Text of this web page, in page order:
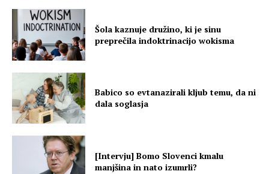
Šola kaznuje družino, ki je sinu
preprečila indoktrinacijo wokisma
Babico so evtanazirali kljub temu, da ni
dala soglasja
[Intervju] Bomo Slovenci kmalu
manjšina in nato izumrli?